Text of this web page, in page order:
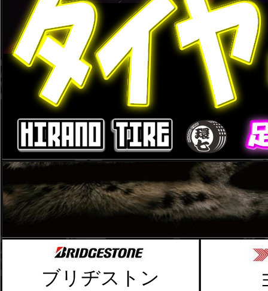
ブリヂストン